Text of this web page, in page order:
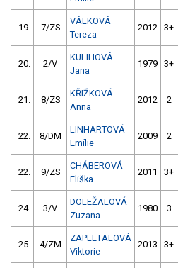
19. 7/ZS
VÁLKOVÁ
Tereza
2012 3+
20. 2/V
KULIHOVÁ
Jana
1979 3+
21. 8/ZS
KŘIŽKOVÁ
Anna
2012 2
22. 8/DM
LINHARTOVÁ
Emílie
2009 2
22. 9/ZS
CHÁBEROVÁ
Eliška
2011 3+
24. 3/V
DOLEŽALOVÁ
Zuzana
1980 3
25. 4/ZM
ZAPLETALOVÁ
Viktorie
2013 3+